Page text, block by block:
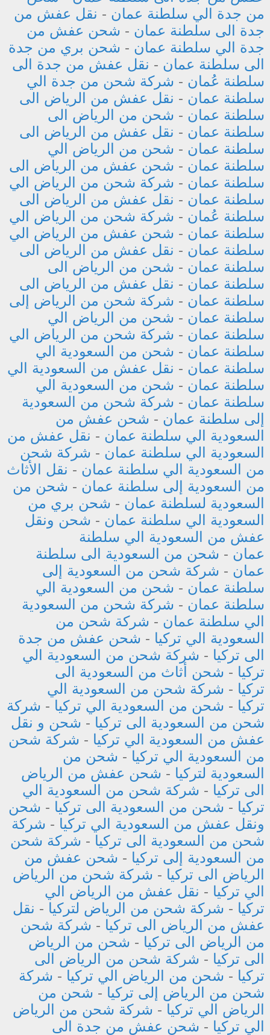
من جدة الي سلطنة عمان - نقل عفش من
جدة الى سلطنة عمان - شحن عفش من
جدة الي سلطنة عمان - شحن بري من جدة
الى سلطنة عمان - نقل عفش من جدة الى
سلطنة عُمان - شركة شحن من جدة الي
سلطنة عمان - نقل عفش من الرياض الى
سلطنة عمان - شحن من الرياض الى
سلطنة عمان - نقل عفش من الرياض الى
سلطنة عمان - شحن من الرياض الي
سلطنة عمان - شحن عفش من الرياض الى
سلطنة عمان - شركة شحن من الرياض الي
سلطنة عمان - نقل عفش من الرياض الى
سلطنة عُمان - شركة شحن من الرياض الي
سلطنة عمان - شحن عفش من الرياض الي
سلطنة عمان - نقل عفش من الرياض الى
سلطنة عمان - شحن من الرياض الى
سلطنة عمان - نقل عفش من الرياض الى
سلطنة عمان - شركة شحن من الرياض إلى
سلطنة عمان - شحن من الرياض الي
سلطنة عمان - شركة شحن من الرياض الي
سلطنة عمان - شحن من السعودية الي
سلطنة عمان - نقل عفش من السعودية الي
سلطنة عمان - شحن من السعودية الي
سلطنة عمان - شركة شحن من السعودية
إلى سلطنة عمان - شحن عفش من
السعودية الي سلطنة عمان - نقل عفش من
السعودية الي سلطنة عمان - شركة شحن
من السعودية الي سلطنة عمان - نقل الأثاث
من السعودية إلى سلطنة عمان - شحن من
السعودية لسلطنة عمان - شحن بري من
السعودية الي سلطنة عمان - شحن ونقل
عفش من السعودية الي سلطنة
عمان - شحن من السعودية الى سلطنة
عمان - شركة شحن من السعودية إلى
سلطنة عمان - شحن من السعودية الي
سلطنة عمان - شركة شحن من السعودية
الي سلطنة عمان - شركة شحن من
السعودية الي تركيا - شحن عفش من جدة
الى تركيا - شركة شحن من السعودية الي
تركيا - شحن أثاث من السعودية الى
تركيا - شركة شحن من السعودية الي
تركيا - شحن من السعودية الي تركيا - شركة
شحن من السعودية الى تركيا - شحن و نقل
عفش من السعودية الي تركيا - شركة شحن
من السعودية الي تركيا - شحن من
السعودية لتركيا - شحن عفش من الرياض
الى تركيا - شركة شحن من السعودية الي
تركيا - شحن من السعودية الى تركيا - شحن
ونقل عفش من السعودية الي تركيا - شركة
شحن من السعودية الى تركيا - شركة شحن
من السعودية إلى تركيا - شحن عفش من
الرياض الى تركيا - شركة شحن من الرياض
الي تركيا - نقل عفش من الرياض الي
تركيا - شركة شحن من الرياض لتركيا - نقل
عفش من الرياض الى تركيا - شركة شحن
من الرياض الى تركيا - شحن من الرياض
الى تركيا - شركة شحن من الرياض الى
تركيا - شحن من الرياض الي تركيا - شركة
شحن من الرياض إلى تركيا - شحن من
الرياض الي تركيا - شركة شحن من الرياض
الي تركيا - شحن عفش من جدة الى